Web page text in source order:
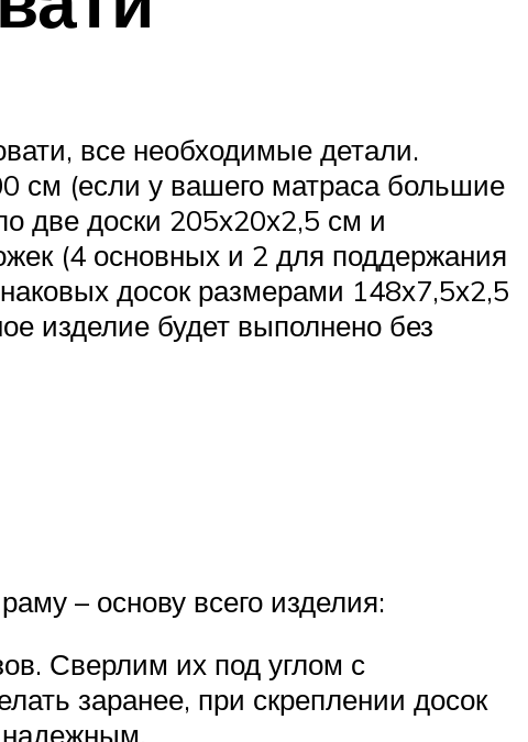
все необходимые детали.
см (если у вашего матраса большие
две доски 205х20х2,5 см и
(4 основных и 2 для поддержания
досок размерами 148х7,5х2,5
изделие будет выполнено без
– основу всего изделия:
Сверлим их под углом с
заранее, при скреплении досок
надежным.